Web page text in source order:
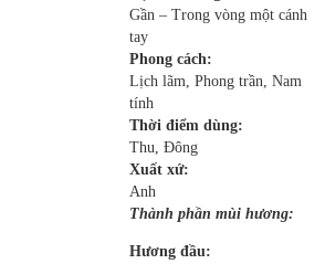
Gần – Trong vòng một cánh
tay
Phong cách:
Lịch lãm, Phong trần, Nam
tính
Thời điểm dùng:
Thu, Đông
Xuất xứ:
Anh
Thành phần mùi hương:
Hương đầu: